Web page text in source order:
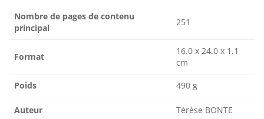
Nombre de pages de contenu
principal
251
Format
16.0 x 24.0 x 1.1
cm
Poids 490 g
Auteur Térèse BONTE